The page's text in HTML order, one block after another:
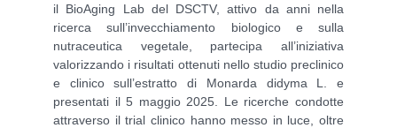
il BioAging Lab del DSCTV, attivo da anni nella
ricerca sull’invecchiamento biologico e sulla
nutraceutica vegetale, partecipa all’iniziativa
valorizzando i risultati ottenuti nello studio preclinico
e clinico sull’estratto di Monarda didyma L. e
presentati il 5 maggio 2025. Le ricerche condotte
attraverso il trial clinico hanno messo in luce, oltre